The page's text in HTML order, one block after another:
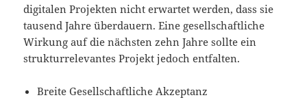
digitalen Projekten nicht erwartet werden, dass sie
tausend Jahre überdauern. Eine gesellschaftliche
Wirkung auf die nächsten zehn Jahre sollte ein
strukturrelevantes Projekt jedoch entfalten.
Breite Gesellschaftliche Akzeptanz